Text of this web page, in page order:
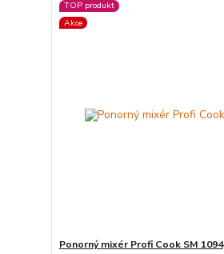
TOP produkt
Akce
Ponorný mixér Profi Cook SM 1094